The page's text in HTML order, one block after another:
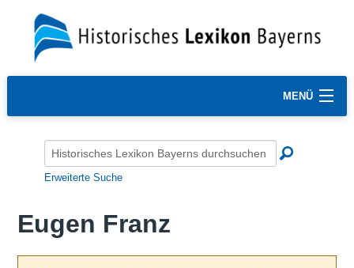
MENÜ
Erweiterte Suche
Eugen Franz